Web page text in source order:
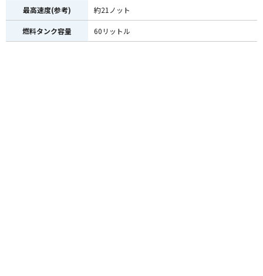
最高速度(参考) 約21ノット
燃料タンク容量 60リットル